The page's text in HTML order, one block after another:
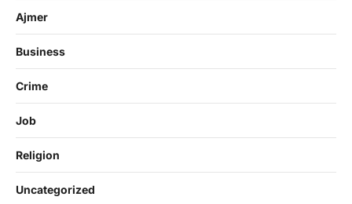
Ajmer
Business
Crime
Job
Religion
Uncategorized